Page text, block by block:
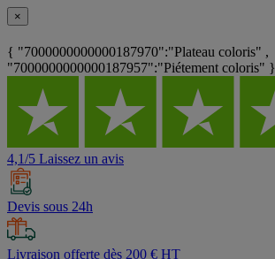
×
{ "7000000000000187970":"Plateau coloris" ,
"7000000000000187957":"Piétement coloris" }
4,1/5 Laissez un avis
Devis sous 24h
Livraison offerte dès 200 € HT